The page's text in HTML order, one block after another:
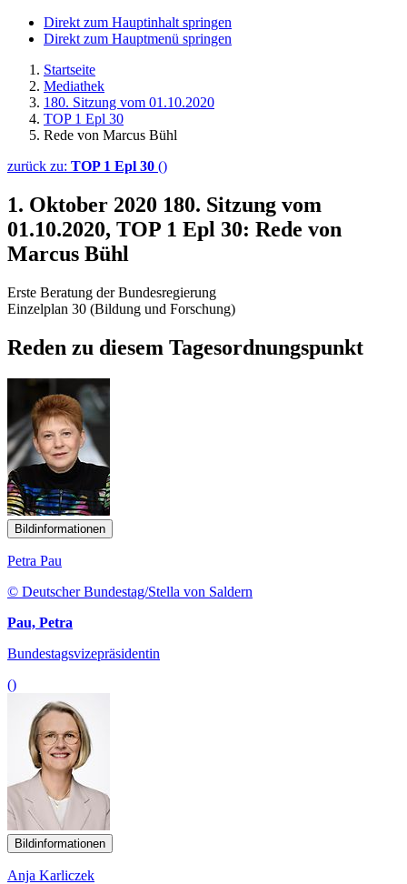
Direkt zum Hauptinhalt springen
Direkt zum Hauptmenü springen
Startseite
Mediathek
180. Sitzung vom 01.10.2020
TOP 1 Epl 30
Rede von Marcus Bühl
zurück zu: TOP 1 Epl 30 ()
1. Oktober 2020 180. Sitzung vom
01.10.2020, TOP 1 Epl 30: Rede von
Marcus Bühl
Erste Beratung der Bundesregierung
Einzelplan 30 (Bildung und Forschung)
Reden zu diesem Tagesordnungspunkt
Bildinformationen
Petra Pau
© Deutscher Bundestag/Stella von Saldern
Pau, Petra
Bundestagsvizepräsidentin
()
Bildinformationen
Anja Karliczek